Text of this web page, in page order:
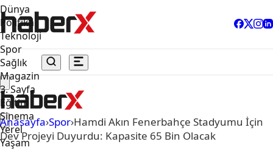
Dünya
Politika
Teknoloji
Spor
Sağlık
Magazin
3. Sayfa
Eğitim
Sinema
Yerel
Yaşam
Anasayfa›Spor›Hamdi Akın Fenerbahçe Stadyumu İçin
Dev Projeyi Duyurdu: Kapasite 65 Bin Olacak